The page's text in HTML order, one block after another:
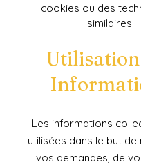
cookies ou des
similaires.
Util
Les informations
utilisées dans le but
vos demandes, de